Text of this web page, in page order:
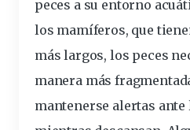
peces a su entorno
los mamíferos, que
más largos, los peces
manera más
mantenerse alertas